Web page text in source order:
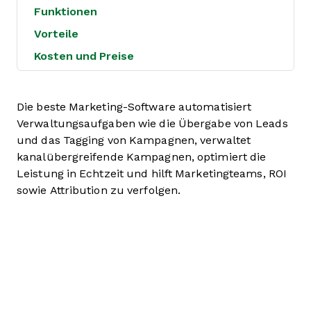
Funktionen
Vorteile
Kosten und Preise
Die beste Marketing-Software automatisiert
Verwaltungsaufgaben wie die Übergabe von Leads
und das Tagging von Kampagnen, verwaltet
kanalübergreifende Kampagnen, optimiert die
Leistung in Echtzeit und hilft Marketingteams, ROI
sowie Attribution zu verfolgen.